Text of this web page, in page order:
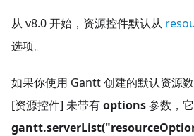
从 v8.0 开始，资源控件默认从
选项。
如果你使用 Gantt 创建的默认资源
[资源控件] 未带有options参数，